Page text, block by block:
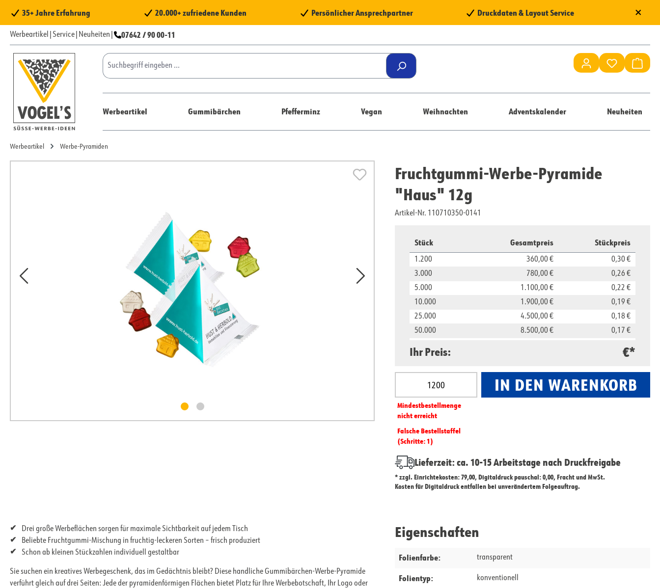
Hauptinhalt springen
Zur Suche springen
Zur Hauptnavigation springen
35+ Jahre Erfahrung 20.000+ zufriedene Kunden Persönlicher Ansprechpartner Druckdaten & Layout Service ×
Werbeartikel Service Neuheiten 07642 / 90 00-11
Du hast 0
Werbeartikel Gummibärchen Pfefferminz Vegan Weihnachten Adventskalender Neuheiten
Werbeartikel Werbe-Pyramiden
Fruchtgummi-Werbe-Pyramide
"Haus" 12g
Artikel-Nr. 110710350-0141
Stück Gesamtpreis Stückpreis
1.200 360,00 €
0,30 €
3.000
780,00 €
0,26 €
5.000
1.100,00 €
0,22 €
10.000
1.900,00 €
0,19 €
25.000
4.500,00 €
0,18 €
50.000
8.500,00 €
0,17 €
Ihr Preis: €*
Produkt Anzahl: Gib den gewünschten Wert ein oder
Mindest­­bestell­­menge
nicht erreicht
Falsche Bestellstaffel
(Schritte: 1)
IN DEN WARENKORB
Lieferzeit: ca. 10-15 Arbeitstage nach Druckfreigabe
* zzgl. Einrichtekosten: 79,00, Digitaldruck pauschal: 0,00, Fracht und MwSt.
Kosten für Digitaldruck entfallen bei unverändertem Folgeauftrag.
Drei große Werbeflächen sorgen für maximale Sichtbarkeit auf jedem Tisch
Beliebte Fruchtgummi-Mischung in fruchtig-leckeren Sorten – frisch produziert
Schon ab kleinen Stückzahlen individuell gestaltbar
Sie suchen ein kreatives Werbegeschenk, das im Gedächtnis bleibt? Diese handliche Gummibärchen-Werbe-Pyramide
verführt gleich auf drei Seiten: Jede der pyramidenförmigen Flächen bietet Platz für Ihre Werbebotschaft, Ihr Logo oder
Eigenschaften
Folienfarbe: transparent
Folientyp: konventionell